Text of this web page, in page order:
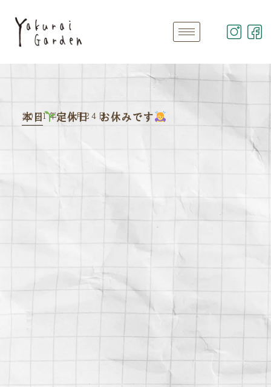
2021年 11月24日
本日 定休日 お休みです